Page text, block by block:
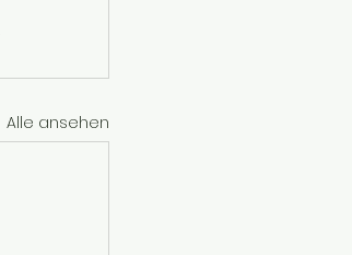
Alle ansehen